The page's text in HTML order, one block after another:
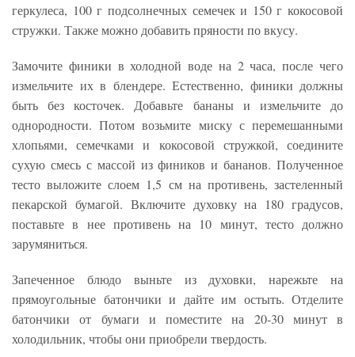
геркулеса, 100 г подсолнечных семечек и 150 г кокосовой
стружки. Также можно добавить пряности по вкусу.
Замочите финики в холодной воде на 2 часа, после чего
измельчите их в блендере. Естественно, финики должны
быть без косточек. Добавьте бананы и измельчите до
однородности. Потом возьмите миску с перемешанными
хлопьями, семечками и кокосовой стружкой, соедините
сухую смесь с массой из фиников и бананов. Полученное
тесто выложите слоем 1,5 см на противень, застеленный
пекарской бумагой. Включите духовку на 180 градусов,
поставьте в нее противень на 10 минут, тесто должно
зарумяниться.
Запеченное блюдо выньте из духовки, нарежьте на
прямоугольные батончики и дайте им остыть. Отделите
батончики от бумаги и поместите на 20-30 минут в
холодильник, чтобы они приобрели твердость.